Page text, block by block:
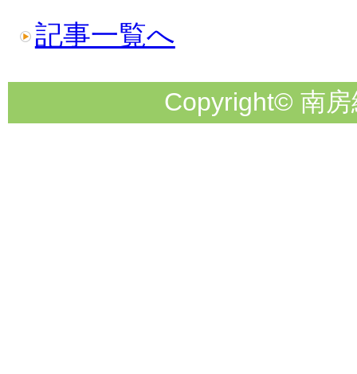
記事一覧へ
Copyright© 南